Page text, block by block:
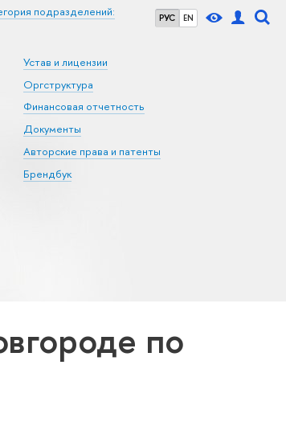
РУС EN
подразделений:
Устав и лицензии
Оргструктура
Финансовая отчетность
Документы
Авторские права и патенты
Брендбук
по